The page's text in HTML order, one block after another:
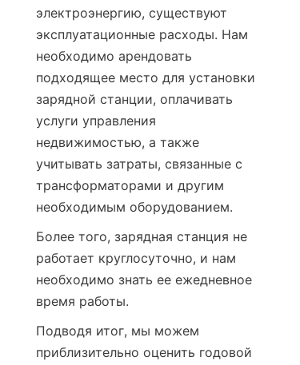
электроэнергию, существуют
эксплуатационные расходы. Нам
необходимо арендовать
подходящее место для установки
зарядной станции, оплачивать
услуги управления
недвижимостью, а также
учитывать затраты, связанные с
трансформаторами и другим
необходимым оборудованием.
Более того, зарядная станция не
работает круглосуточно, и нам
необходимо знать ее ежедневное
время работы.
Подводя итог, мы можем
приблизительно оценить годовой